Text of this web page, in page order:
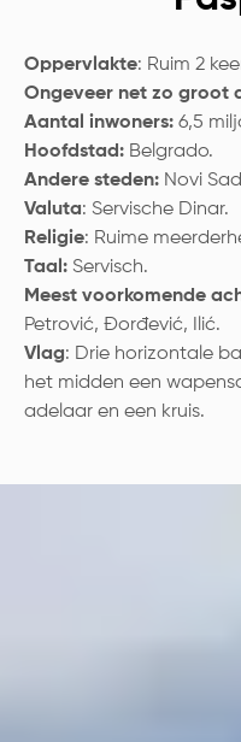
Oppervlakte: Ruim 2
Ongeveer net zo groot
Aantal inwoners: 6,5
Hoofdstad: Belgrado.
Andere steden: Novi
Valuta: Servische Dinar.
Religie: Ruime
Taal: Servisch.
Meest voorkomende
Petrović, Đorđević, Ilić.
Vlag: Drie horizontale
het midden een
adelaar en een kruis.